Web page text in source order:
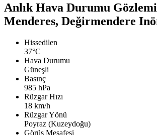
Anlık Hava Durumu
Menderes, Değirmendere
Hissedilen
37°C
Hava Durumu
Güneşli
Basınç
985 hPa
Rüzgar Hızı
18 km/h
Rüzgar Yönü
Poyraz (Kuzeydoğu)
Görüş Mesafesi